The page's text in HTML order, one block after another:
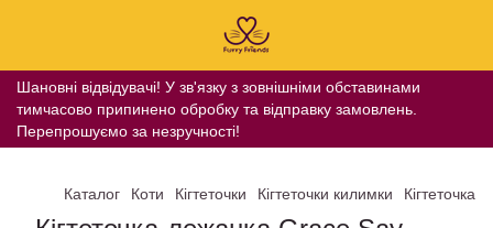
Шановні відвідувачі! У зв'язку з зовнішніми обставинами
тимчасово припинено обробку та відправку замовлень.
Перепрошуємо за незручності!
Каталог Коти Кігтеточки Кігтеточки килимки